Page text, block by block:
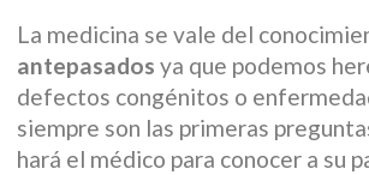
La medicina se vale del
antepasados ya que podemos
defectos congénitos o
siempre son las primeras
hará el médico para conocer a su